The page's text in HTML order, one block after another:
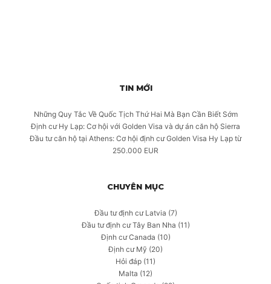
TIN MỚI
Những Quy Tắc Về Quốc Tịch Thứ Hai Mà Bạn Cần Biết Sớm
Định cư Hy Lạp: Cơ hội với Golden Visa và dự án căn hộ Sierra
Đầu tư căn hộ tại Athens: Cơ hội định cư Golden Visa Hy Lạp từ
250.000 EUR
CHUYÊN MỤC
Đầu tư định cư Latvia (7)
Đầu tư định cư Tây Ban Nha (11)
Định cư Canada (10)
Định cư Mỹ (20)
Hỏi đáp (11)
Malta (12)